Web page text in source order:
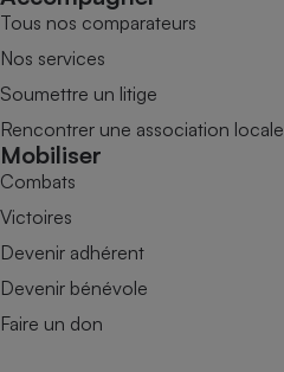
Tous nos comparateurs
Nos services
Soumettre un litige
Rencontrer une association locale
Mobiliser
Combats
Victoires
Devenir adhérent
Devenir bénévole
Faire un don